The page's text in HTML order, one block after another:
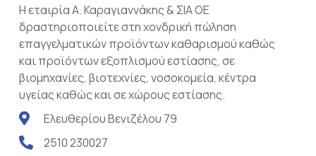
Η εταιρία Α. Καραγιαννάκης & ΣΙΑ ΟΕ
δραστηριοποιείτε στη χονδρική πώληση
επαγγελματικών προϊόντων καθαρισμού καθώς
και προϊόντων εξοπλισμού εστίασης, σε
βιομηχανίες, βιοτεχνίες, νοσοκομεία, κέντρα
υγείας καθώς και σε χώρους εστίασης.
Ελευθερίου Βενιζέλου 79
2510 230027